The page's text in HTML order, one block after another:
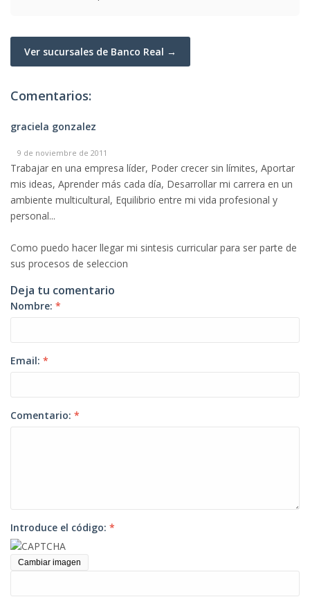
Ver sucursales de Banco Real →
Comentarios:
graciela gonzalez
9 de noviembre de 2011
Trabajar en una empresa líder, Poder crecer sin límites, Aportar
mis ideas, Aprender más cada día, Desarrollar mi carrera en un
ambiente multicultural, Equilibrio entre mi vida profesional y
personal...
Como puedo hacer llegar mi sintesis curricular para ser parte de
sus procesos de seleccion
Deja tu comentario
Nombre: *
Email: *
Comentario: *
Introduce el código: *
Cambiar imagen